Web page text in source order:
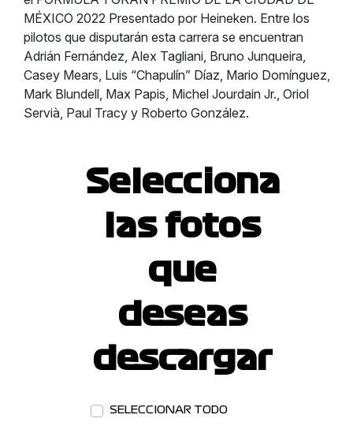
MÉXICO 2022 Presentado por Heineken. Entre los
pilotos que disputarán esta carrera se encuentran
Adrián Fernández, Alex Tagliani, Bruno Junqueira,
Casey Mears, Luis “Chapulín” Díaz, Mario Domínguez,
Mark Blundell, Max Papis, Michel Jourdain Jr., Oriol
Servià, Paul Tracy y Roberto González.
Selecciona
las fotos
que
deseas
descargar
SELECCIONAR TODO